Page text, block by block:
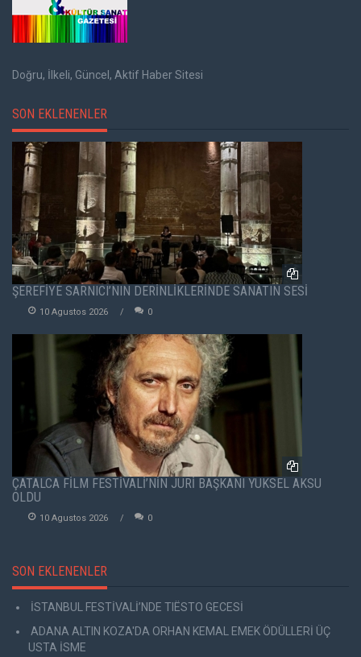
Doğru, İlkeli, Güncel, Aktif Haber Sitesi
SON EKLENENLER
ŞEREFİYE SARNICI’NIN DERİNLİKLERİNDE SANATIN SESİ
10 Agustos 2026 0
ÇATALCA FİLM FESTİVALİ’NİN JÜRİ BAŞKANI YÜKSEL AKSU
OLDU
10 Agustos 2026 0
SON EKLENENLER
İSTANBUL FESTİVALİ’NDE TIËSTO GECESİ
ADANA ALTIN KOZA'DA ORHAN KEMAL EMEK ÖDÜLLERİ ÜÇ
USTA İSME